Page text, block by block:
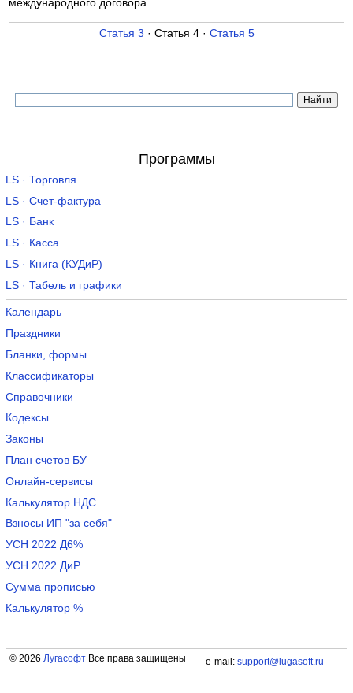
международного договора.
Статья 3 · Статья 4 · Статья 5
Программы
LS · Торговля
LS · Счет-фактура
LS · Банк
LS · Касса
LS · Книга (КУДиР)
LS · Табель и графики
Календарь
Праздники
Бланки, формы
Классификаторы
Справочники
Кодексы
Законы
План счетов БУ
Онлайн-сервисы
Калькулятор НДС
Взносы ИП "за себя"
УСН 2022 Д6%
УСН 2022 ДиР
Сумма прописью
Калькулятор %
© 2026 ЛугасофтВсе права защищены e-mail: support@lugasoft.ru